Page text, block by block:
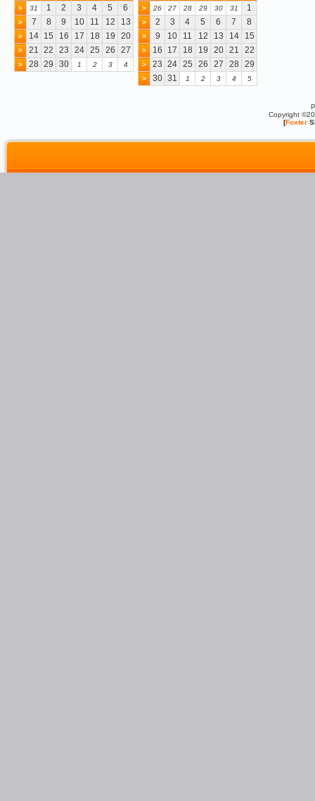
>
31 1 2 3 4 5 6
> 7 8 9 10 11 12 13
> 14 15 16 17 18 19 20
> 21 22 23 24 25 26 27
> 28 29 30 1 2 3 4
>
26 27 28 29 30 31 1
> 2 3 4 5 6 7 8
> 9 10 11 12 13 14 15
> 16 17 18 19 20 21 22
> 23 24 25 26 27 28 29
> 30 31 1 2 3 4 5
Copyright
[Foxter